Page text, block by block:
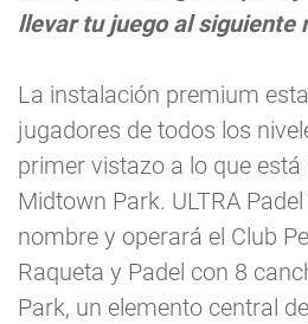
llevar tu juego al siguiente
La instalación premium
jugadores de todos los
primer vistazo a lo que está
Midtown Park. ULTRA
nombre y operará el Club
Raqueta y Padel con 8
Park, un elemento central